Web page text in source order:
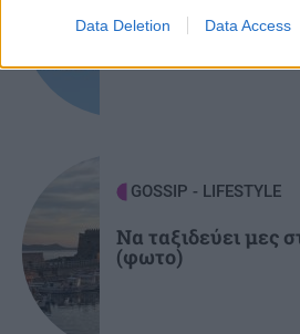
Data Deletion Data Access
Europa League: Η ΤΣΣΚΑ
Βέλγιο: Ζει σε πλωτό σπίτι
παραβιάσεις και
GOSSIP - LIFESTYLE
Να ταξιδεύει μες
(φωτο)